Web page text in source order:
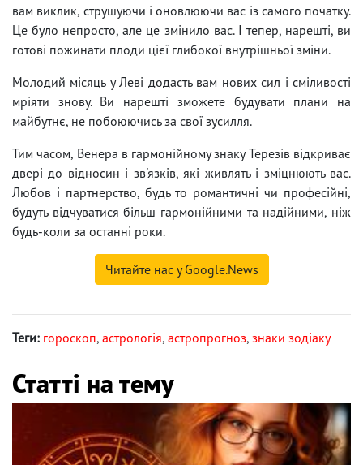
вам виклик, струшуючи і оновлюючи вас із самого початку.
Це було непросто, але це змінило вас. І тепер, нарешті, ви
готові пожинати плоди цієї глибокої внутрішньої зміни.
Молодий місяць у Леві додасть вам нових сил і сміливості
мріяти знову. Ви нарешті зможете будувати плани на
майбутнє, не побоюючись за свої зусилля.
Тим часом, Венера в гармонійному знаку Терезів відкриває
двері до відносин і зв'язків, які живлять і зміцнюють вас.
Любов і партнерство, будь то романтичні чи професійні,
будуть відчуватися більш гармонійними та надійними, ніж
будь-коли за останні роки.
Читайте нас у Google.News
Теги: гороскоп, астрологія, астропрогноз, знаки зодіаку
Статті на тему